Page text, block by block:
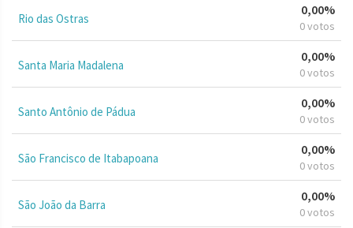
Rio das Ostras
0,00%
0 votos
Santa Maria Madalena
0,00%
0 votos
Santo Antônio de Pádua
0,00%
0 votos
São Francisco de Itabapoana
0,00%
0 votos
São João da Barra
0,00%
0 votos